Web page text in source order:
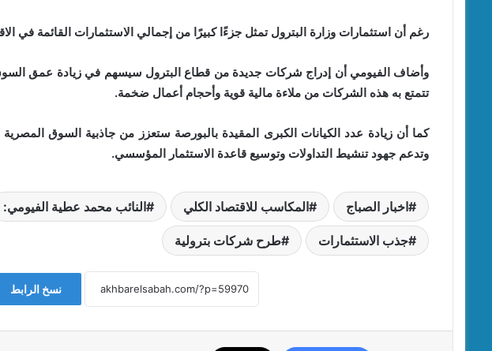
رغم أن استثمارات وزارة البترول تمثل جزءًا كبيرًا من إجمالي الاستثمارات القائمة في
وأضاف الفيومي أن إدراج شركات جديدة من قطاع البترول سيسهم في زيادة عمق
تتمتع به هذه الشركات من ملاءة مالية قوية وأحجام أعمال ضخمة.
كما أن زيادة عدد الكيانات الكبرى المقيدة بالبورصة ستعزز من جاذبية السوق المصرية
وتدعم جهود تنشيط التداولات وتوسيع قاعدة الاستثمار المؤسسي.
اخبار الصباج المكاسب للاقتصاد الكلي النائب محمد عطية الفيومي:
جذب الاستثمارات طرح شركات بترولية
نسخ الرابط